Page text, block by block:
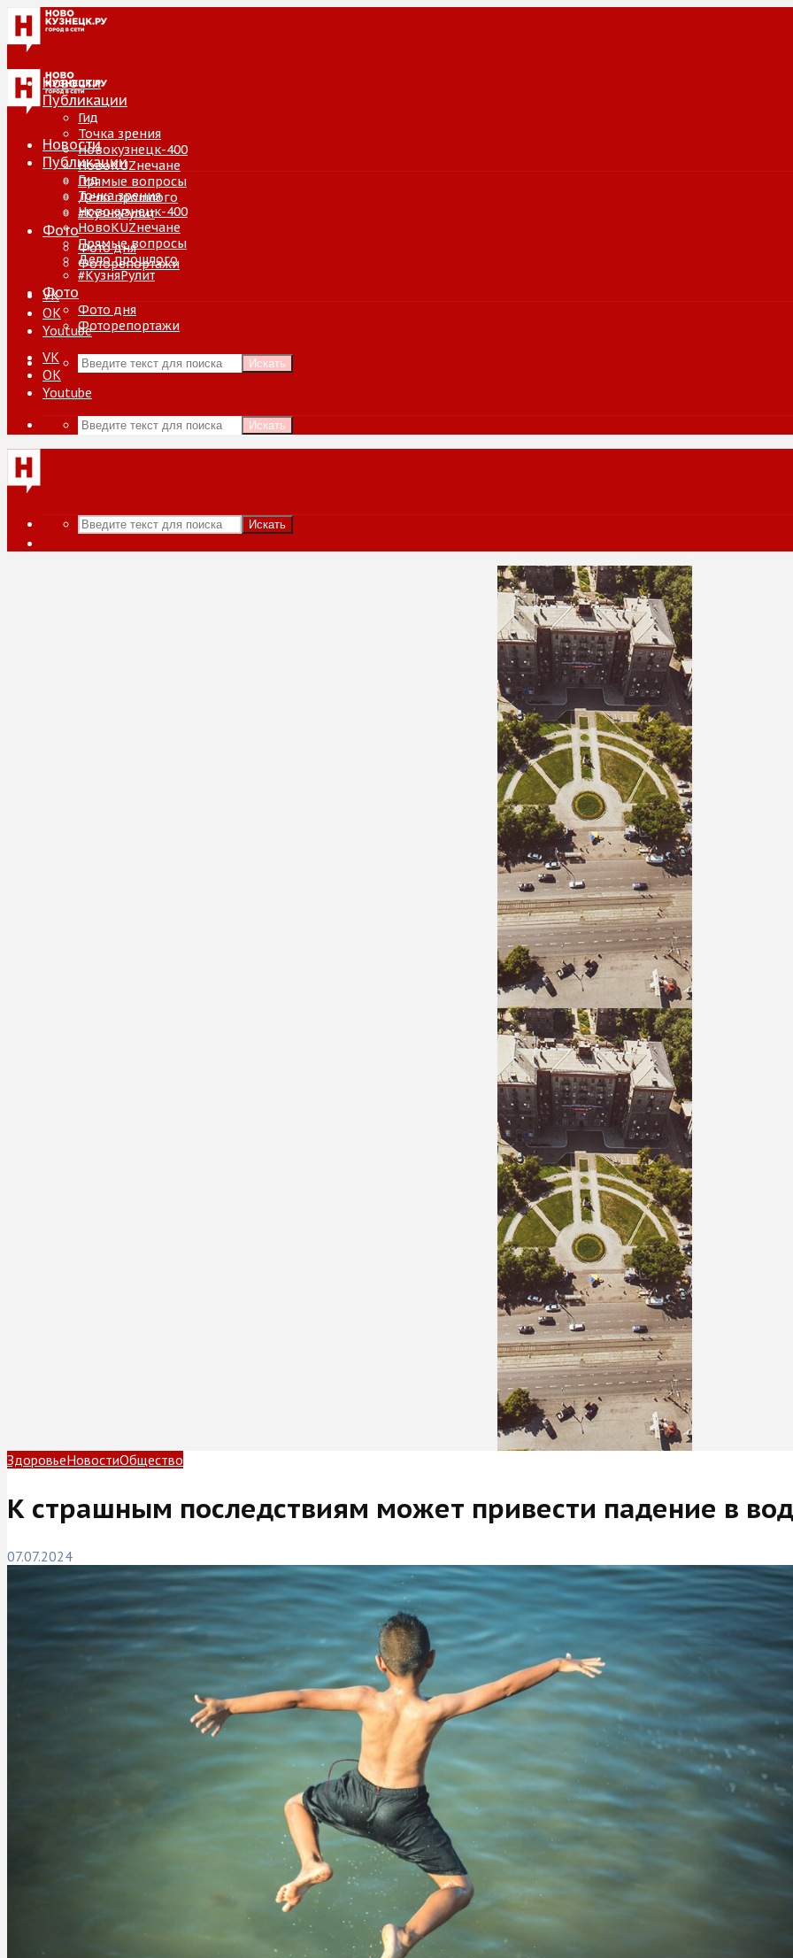
Новости
Публикации
Гид
Точка зрения
Новокузнецк-400
НовоKUZнечане
Прямые вопросы
Дело прошлого
#КузняРулит
Фото
Фото дня
Фоторепортажи
VK
ОК
Youtube
Искать
Новости
Публикации
Гид
Точка зрения
Новокузнецк-400
НовоKUZнечане
Прямые вопросы
Дело прошлого
#КузняРулит
Фото
Фото дня
Фоторепортажи
VK
ОК
Youtube
Искать
Искать
ЗдоровьеНовостиОбщество
К страшным последствиям может привести падение в
07.07.2024